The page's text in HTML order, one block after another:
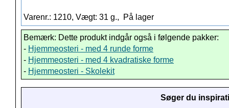
Varenr.: 1210, Vægt: 31 g., På lager
Bemærk: Dette produkt indgår også i følgende pakker:
- Hjemmeosteri - med 4 runde forme
- Hjemmeosteri - med 4 kvadratiske forme
- Hjemmeosteri - Skolekit
Søger du